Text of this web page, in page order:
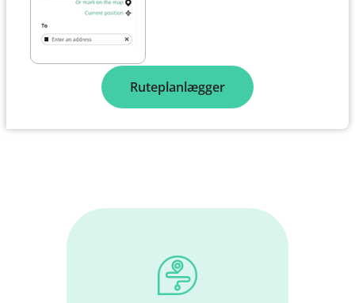
Ruteplanlægger